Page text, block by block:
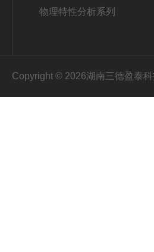
物理特性分析系列
Copyright © 2026湖南三德盈泰